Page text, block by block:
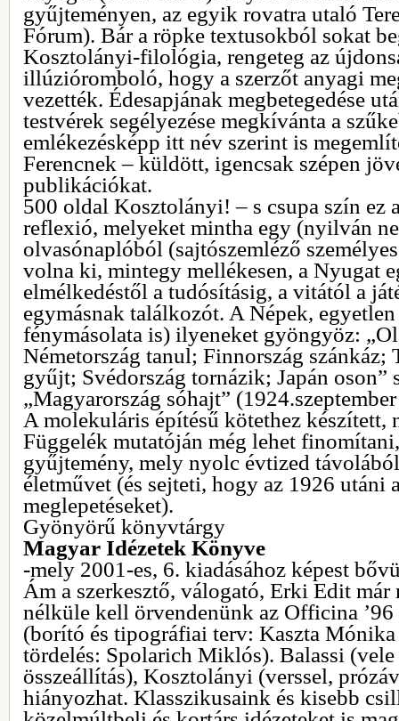
gyűjteményen, az egyik rovatra utaló
Fórum). Bár a röpke textusokból sokat
Kosztolányi-filológia, rengeteg az
illúzióromboló, hogy a szerzőt anyagi
vezették. Édesapjának megbetegedése
testvérek segélyezése megkívánta a
emlékezésképp itt név szerint is
Ferencnek – küldött, igencsak szépen
publikációkat.
500 oldal Kosztolányi! – s csupa szín ez
reflexió, melyeket mintha egy (nyilván
olvasónaplóból (sajtószemléző
volna ki, mintegy mellékesen, a Nyugat
elmélkedéstől a tudósításig, a vitától a
egymásnak találkozót. A Népek,
fénymásolata is) ilyeneket gyöngyöz:
Németország tanul; Finnország
gyűjt; Svédország tornázik; Japán oson”
„Magyarország sóhajt”
A molekuláris építésű kötethez készített,
Függelék mutatóján még lehet
gyűjtemény, mely nyolc évtized
életművet (és sejteti, hogy az 1926 utáni
meglepetéseket).
Gyönyörű könyvtárgy
Magyar Idézetek Könyve
-mely 2001-es, 6. kiadásához képest
Ám a szerkesztő, válogató, Erki Edit
nélküle kell örvendenünk az Officina
(borító és tipográfiai terv: Kaszta
tördelés: Spolarich Miklós). Balassi
összeállítás), Kosztolányi (verssel,
hiányozhat. Klasszikusaink és kisebb